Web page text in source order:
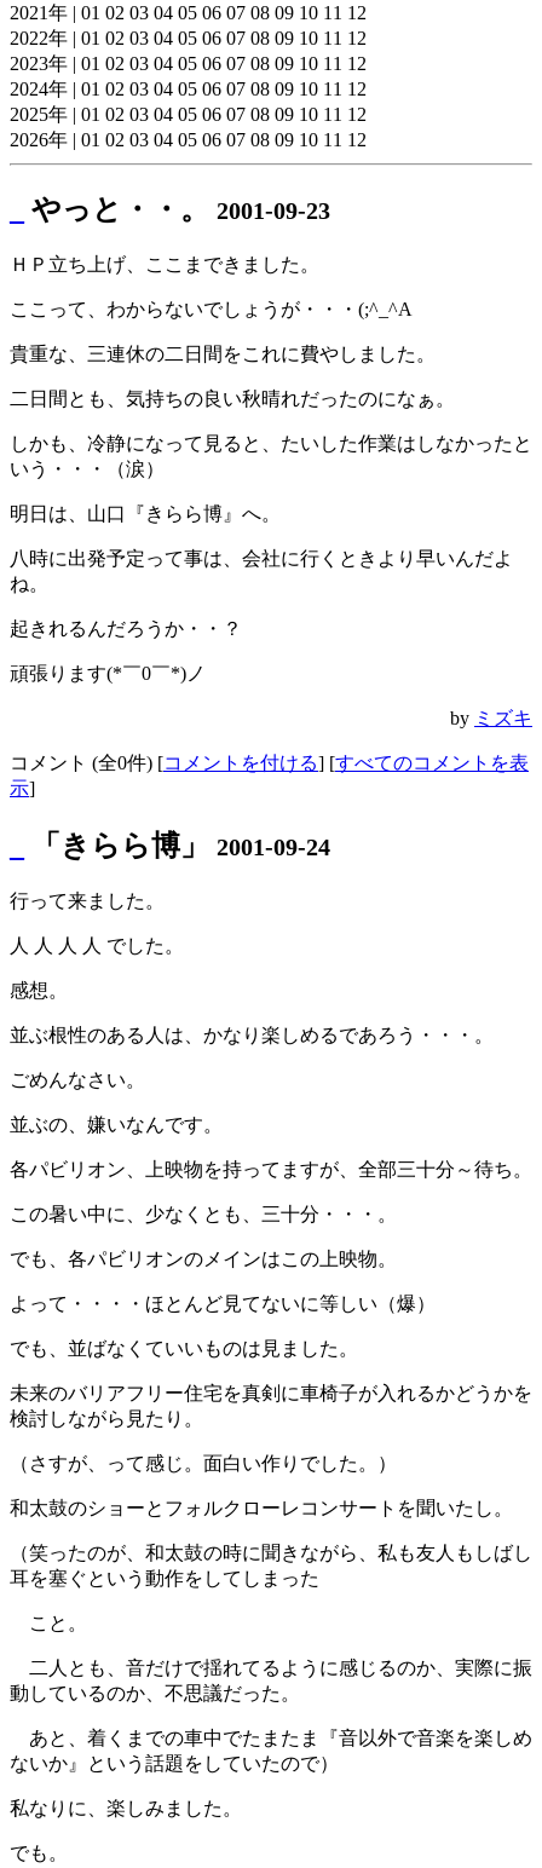
2021年 | 01 02 03 04 05 06 07 08 09 10 11 12
2022年 | 01 02 03 04 05 06 07 08 09 10 11 12
2023年 | 01 02 03 04 05 06 07 08 09 10 11 12
2024年 | 01 02 03 04 05 06 07 08 09 10 11 12
2025年 | 01 02 03 04 05 06 07 08 09 10 11 12
2026年 | 01 02 03 04 05 06 07 08 09 10 11 12
やっと・・。 2001-09-23
ＨＰ立ち上げ、ここまできました。
ここって、わからないでしょうが・・・(;^_^A
貴重な、三連休の二日間をこれに費やしました。
二日間とも、気持ちの良い秋晴れだったのになぁ。
しかも、冷静になって見ると、たいした作業はしなかったと
いう・・・（涙）
明日は、山口『きらら博』へ。
八時に出発予定って事は、会社に行くときより早いんだよ
ね。
起きれるんだろうか・・？
頑張ります(*￣0￣*)ノ
by ミズキ
コメント (全0件) [コメントを付ける] [すべてのコメントを表
示]
「きらら博」 2001-09-24
行って来ました。
人 人 人 人 でした。
感想。
並ぶ根性のある人は、かなり楽しめるであろう・・・。
ごめんなさい。
並ぶの、嫌いなんです。
各パビリオン、上映物を持ってますが、全部三十分～待ち。
この暑い中に、少なくとも、三十分・・・。
でも、各パビリオンのメインはこの上映物。
よって・・・・ほとんど見てないに等しい（爆）
でも、並ばなくていいものは見ました。
未来のバリアフリー住宅を真剣に車椅子が入れるかどうかを
検討しながら見たり。
（さすが、って感じ。面白い作りでした。）
和太鼓のショーとフォルクローレコンサートを聞いたし。
（笑ったのが、和太鼓の時に聞きながら、私も友人もしばし
耳を塞ぐという動作をしてしまった
こと。
二人とも、音だけで揺れてるように感じるのか、実際に振
動しているのか、不思議だった。
あと、着くまでの車中でたまたま『音以外で音楽を楽しめ
ないか』という話題をしていたので）
私なりに、楽しみました。
でも。